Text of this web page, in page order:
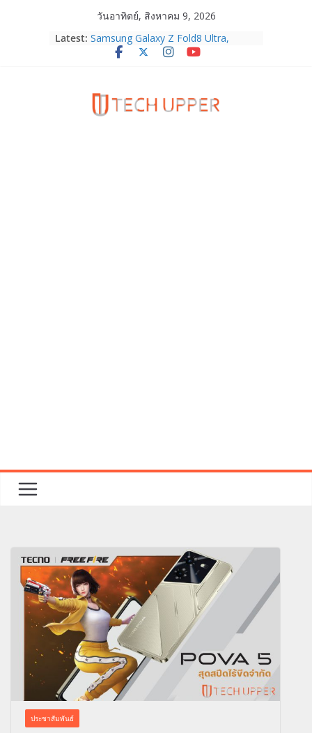
วันอาทิตย์, สิงหาคม 9, 2026
Latest: Samsung Galaxy Z Fold8 Ultra,
Fold8, Flip8, Watch Ultra2 และ
HUAWEI Pura 90s Series 5G+ ซื้อกับ
True 5G ลดสูงสุด 19,400 บาท พร้อม
ประชาสัมพันธ์